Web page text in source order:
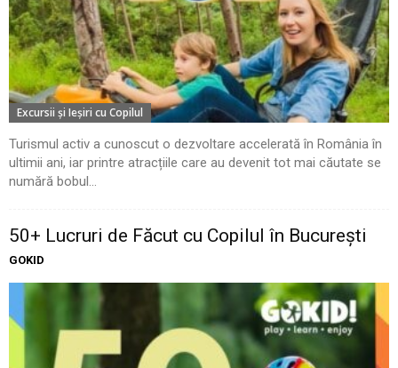
Excursii şi Ieşiri cu Copilul
Turismul activ a cunoscut o dezvoltare accelerată în România în
ultimii ani, iar printre atracțiile care au devenit tot mai căutate se
numără bobul...
50+ Lucruri de Făcut cu Copilul în București
GOKID